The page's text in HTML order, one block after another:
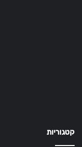
קטגוריות